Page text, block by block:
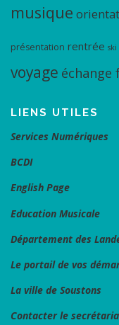
musique
présentation rentrée ski
voyage échange
LIENS UTILES
Services Numériques
BCDI
English Page
Education Musicale
Département des
Le portail de vos
La ville de Soustons
Contacter le